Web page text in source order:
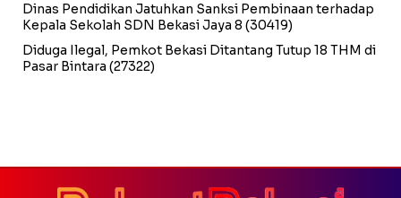
Dinas Pendidikan Jatuhkan Sanksi Pembinaan terhadap
Kepala Sekolah SDN Bekasi Jaya 8 (30419)
Diduga Ilegal, Pemkot Bekasi Ditantang Tutup 18 THM di
Pasar Bintara (27322)